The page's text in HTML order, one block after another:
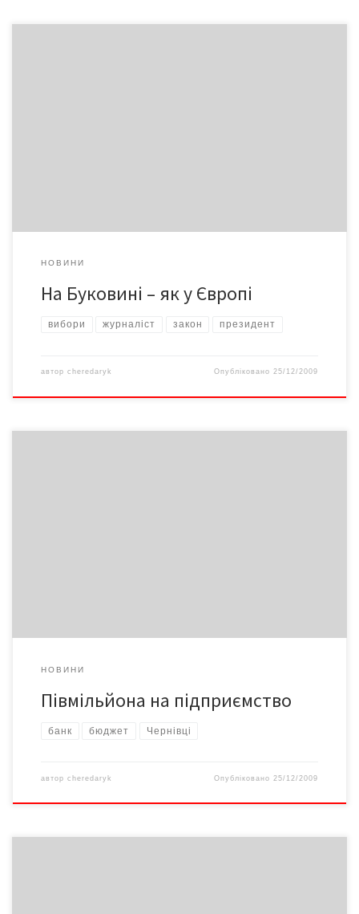
НОВИНИ
На Буковині – як у Європі
вибори журналіст закон президент
автор cheredaryk Опубліковано25/12/2009
НОВИНИ
Півмільйона на підприємство
банк бюджет Чернівці
автор cheredaryk Опубліковано 25/12/2009